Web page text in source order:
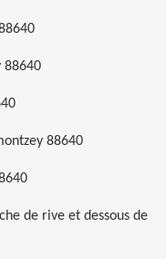
88640
88640
de rive et dessous de